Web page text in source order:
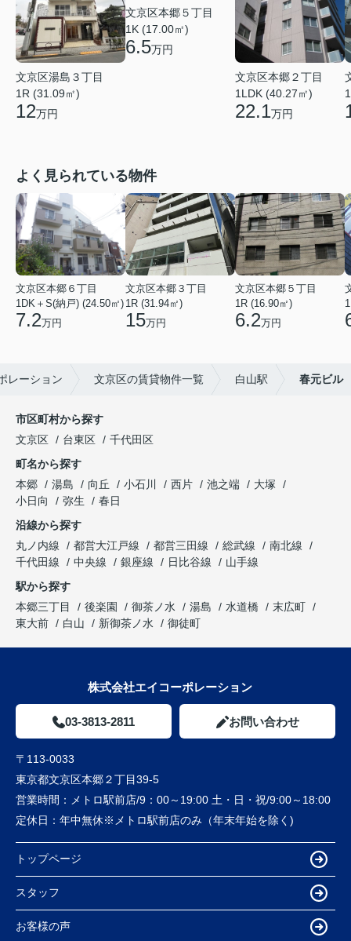
文京区湯島３丁目
1R (31.09㎡)
12万円
文京区本郷５丁目
1K (17.00㎡)
6.5万円
文京区本郷２丁目
1LDK (40.27㎡)
22.1万円
よく見られている物件
文京区本郷６丁目
1DK＋S(納戸) (24.50㎡)
7.2万円
文京区本郷３丁目
1R (31.94㎡)
15万円
文京区本郷５丁目
1R (16.90㎡)
6.2万円
レーション 文京区の賃貸物件一覧 白山駅 春元ビル
市区町村から探す
文京区
台東区
千代田区
町名から探す
本郷
湯島 向丘 小石川 西片 池之端
大塚
小日向
弥生
春日
沿線から探す
丸ノ内線
都営大江戸線 都営三田線 総武線
南北線
千代田線
中央線 銀座線 日比谷線
山手線
駅から探す
本郷三丁目
後楽園 御茶ノ水 湯島 水道橋
末広町
東大前
白山 新御茶ノ水 御徒町
株式会社エイコーポレーション
03-3813-2811 お問い合わせ
〒113-0033
東京都文京区本郷２丁目39-5
営業時間：
メトロ駅前店/9：00～19:00 土・日・祝/9:00～18:00
定休日： 年中無休※メトロ駅前店のみ（年末年始を除く)
トップページ
スタッフ
お客様の声